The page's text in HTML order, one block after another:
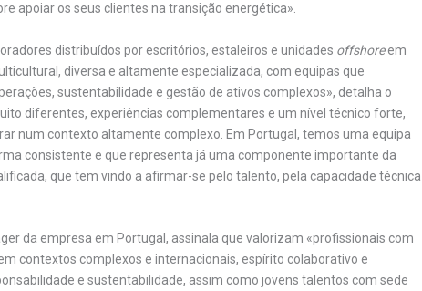
apoiar os seus clientes na transição energética».
distribuídos por escritórios, estaleiros e unidades offshoreem
diversa e altamente especializada, com equipas que
sustentabilidade e gestão de ativos complexos», detalha o
diferentes, experiências complementares e um nível técnico forte,
num contexto altamente complexo. Em Portugal, temos uma equipa
consistente e que representa já uma componente importante da
que tem vindo a afirmar-se pelo talento, pela capacidade técnica
da empresa em Portugal, assinala que valorizam «profissionais com
contextos complexos e internacionais, espírito colaborativo e
e sustentabilidade, assim como jovens talentos com sede